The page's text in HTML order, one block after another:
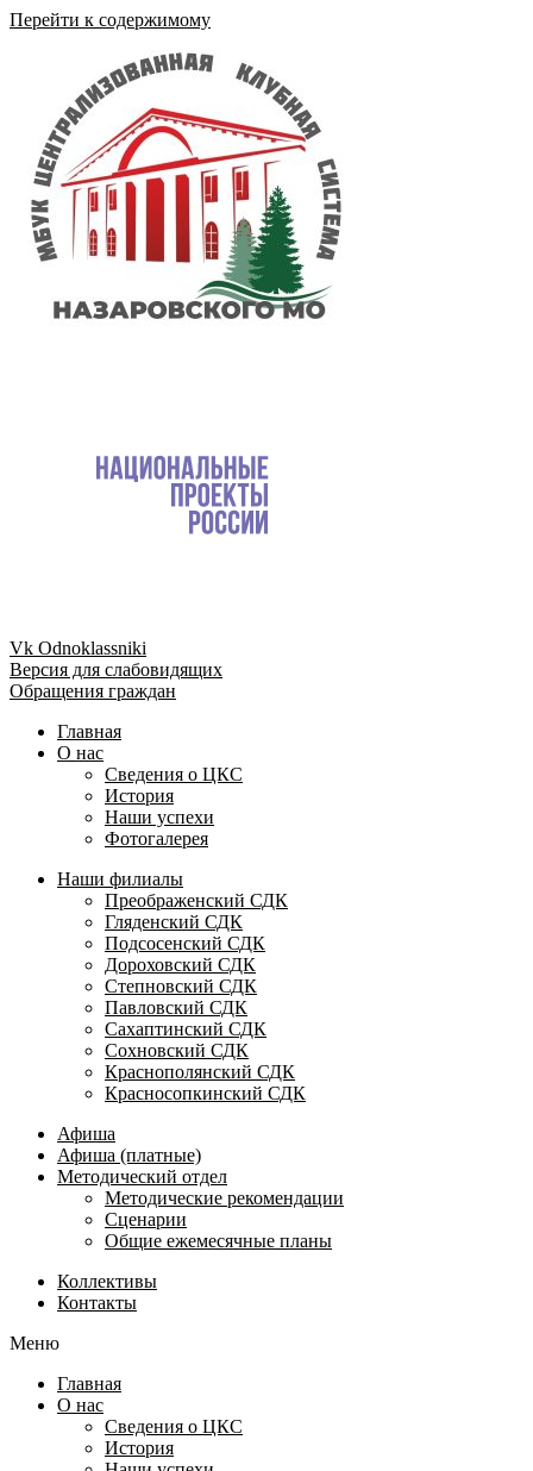
Перейти к содержимому
Vk Odnoklassniki
Версия для слабовидящих
Обращения граждан
Главная
О нас
Сведения о ЦКС
История
Наши успехи
Фотогалерея
Наши филиалы
Преображенский СДК
Гляденский СДК
Подсосенский СДК
Дороховский СДК
Степновский СДК
Павловский СДК
Сахаптинский СДК
Сохновский СДК
Краснополянский СДК
Красносопкинский СДК
Афиша
Афиша (платные)
Методический отдел
Методические рекомендации
Сценарии
Общие ежемесячные планы
Коллективы
Контакты
Меню
Главная
О нас
Сведения о ЦКС
История